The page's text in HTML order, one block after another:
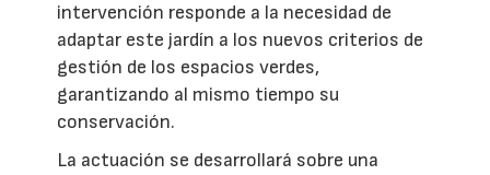
intervención responde a la necesidad de
adaptar este jardín a los nuevos criterios de
gestión de los espacios verdes,
garantizando al mismo tiempo su
conservación.
La actuación se desarrollará sobre una